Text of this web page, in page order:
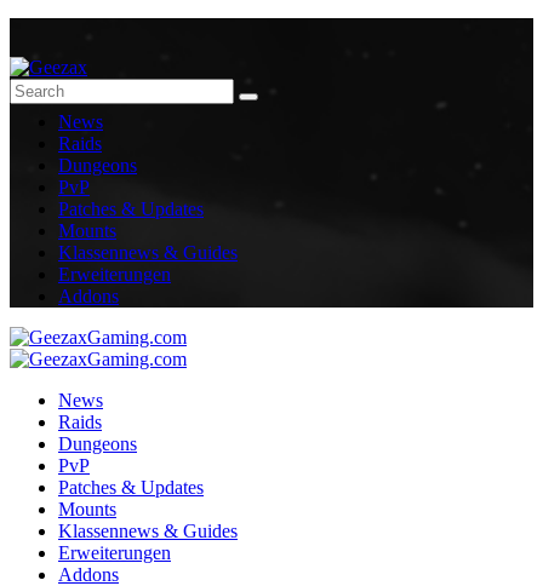
News
Raids
Dungeons
PvP
Patches & Updates
Mounts
Klassennews & Guides
Erweiterungen
Addons
News
Raids
Dungeons
PvP
Patches & Updates
Mounts
Klassennews & Guides
Erweiterungen
Addons